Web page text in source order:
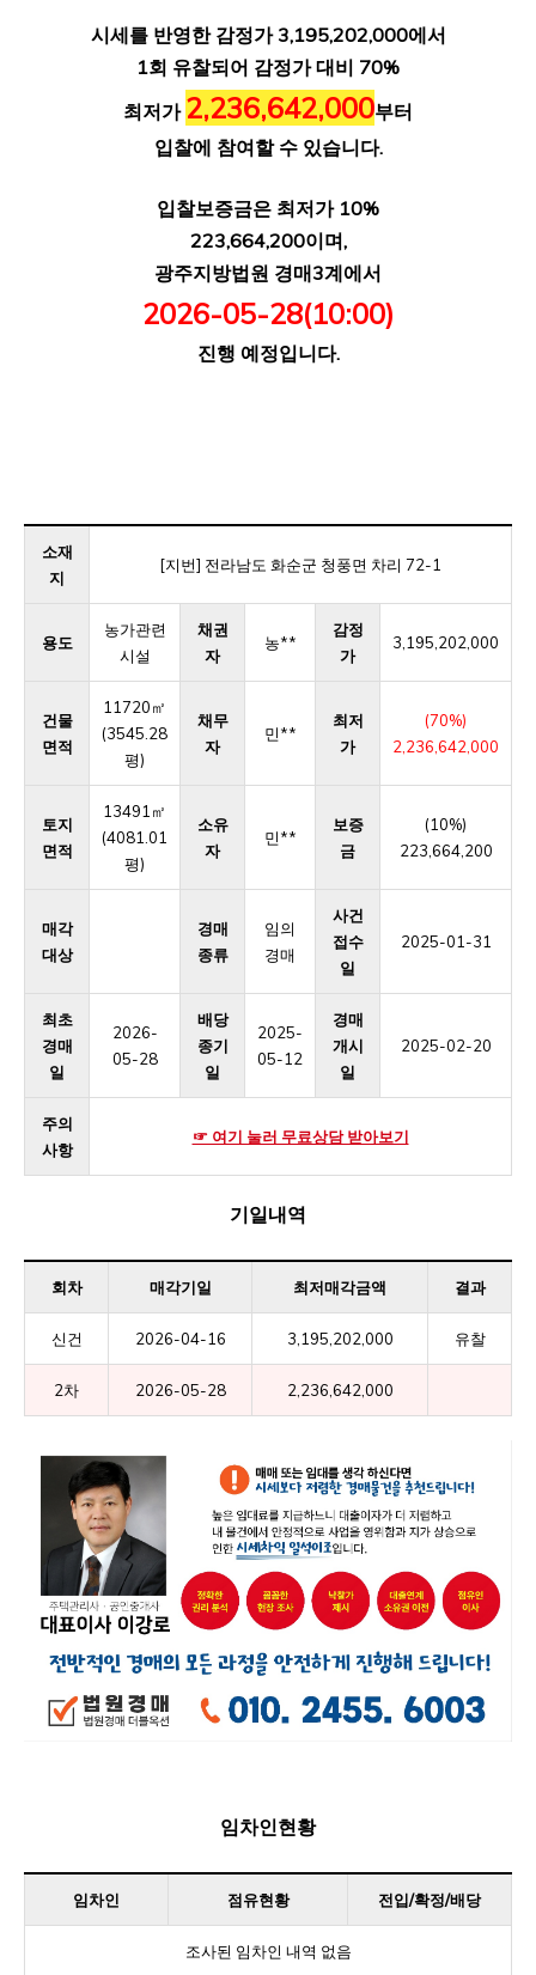
시세를 반영한 감정가 3,195,202,000에서
1회 유찰되어 감정가 대비 70%
최저가 2,236,642,000부터
입찰에 참여할 수 있습니다.
입찰보증금은 최저가 10%
223,664,200이며,
광주지방법원 경매3계에서
2026-05-28(10:00)
진행 예정입니다.
소재
지
[지번] 전라남도 화순군 청풍면 차리 72-1
용도
농가관련
시설
채권
자
농**
감정
가
3,195,202,000
건물
면적
11720㎡
(3545.28
평)
채무
자
민**
최저
가
(70%)
2,236,642,000
토지
면적
13491㎡
(4081.01
평)
소유
자
민**
보증
금
(10%)
223,664,200
매각
대상
경매
종류
임의
경매
사건
접수
일
2025-01-31
최초
경매
일
2026-
05-28
배당
종기
일
2025-
05-12
경매
개시
일
2025-02-20
주의
사항
☞ 여기 눌러 무료상담 받아보기
기일내역
회차 매각기일 최저매각금액 결과
신건 2026-04-16 3,195,202,000 유찰
2차 2026-05-28 2,236,642,000
임차인현황
임차인 점유현황 전입/확정/배당
조사된 임차인 내역 없음